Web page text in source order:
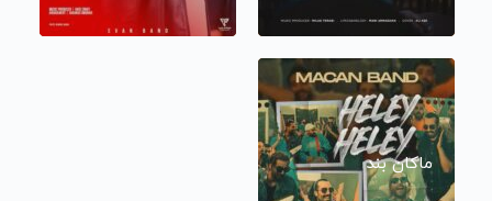
ماکان بند